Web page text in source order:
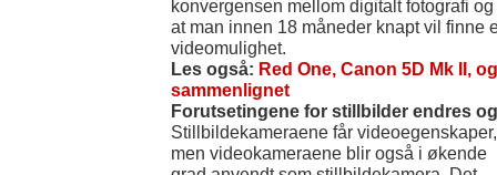
konvergensen mellom digitalt fotografi
at man innen 18 måneder knapt vil finne
videomulighet.
Les også: Red One, Canon 5D Mk II,
sammenlignet
Forutsetingene for stillbilder endres
Stillbildekameraene får videoegenskaper,
men videokameraene blir også i økende